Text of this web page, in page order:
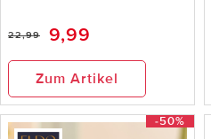
22,99 9,99
Zum Artikel
-50%